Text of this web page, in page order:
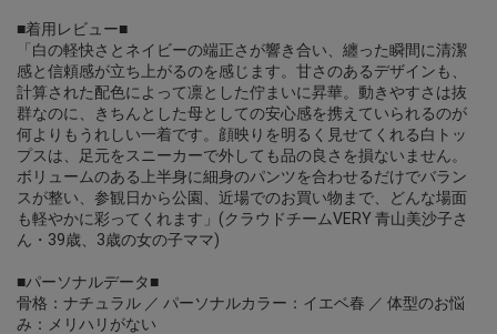
■着用レビュー■
「白の軽快さとネイビーの端正さが響き合い、纏った瞬間に清潔
感と信頼感が立ち上がるのを感じます。甘さのあるデザインも、
計算された配色によって凛とした佇まいに昇華。動きやすさは抜
群なのに、きちんとした母としての安心感を携えていられるのが
何よりもうれしい一着です。顔映りを明るく見せてくれる白トッ
プスは、足元をスニーカーで外しても品の良さを損ないません。
ボリュームのある上半身に細身のパンツを合わせるだけでバラン
スが整い、参観日から公園、近場でのお買い物まで、どんな場面
も軽やかに彩ってくれます」(クラウドチームVERY 青山美沙子さ
ん・39歳、3歳の女の子ママ)
■パーソナルデータ■
骨格：ナチュラル ／ パーソナルカラー：イエベ春 ／ 体型のお悩
み：メリハリがない